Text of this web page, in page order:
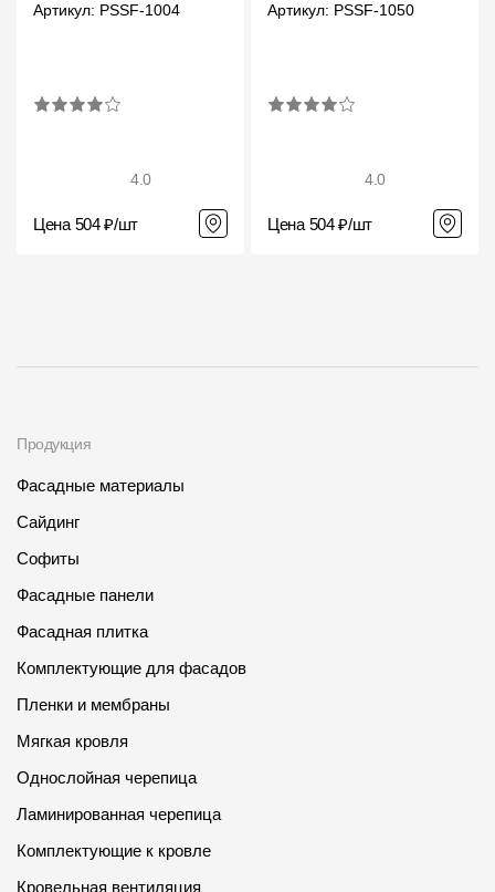
Водосборник
Инструкции по монтажу
Сертификаты
Чертежи
Текстуры
Фото объектов
Сервисы
Конструктор
Калькулятор
Артикул: PSSF-1004
4.0
Цена 504 ₽/шт
Артикул: PSSF-1050
4.0
Цена 504 ₽/шт
Продукция
Фасадные материалы
Сайдинг
Софиты
Фасадные панели
Фасадная плитка
Комплектующие для фасадов
Пленки и мембраны
Мягкая кровля
Однослойная черепица
Ламинированная черепица
Комплектующие к кровле
Кровельная вентиляция